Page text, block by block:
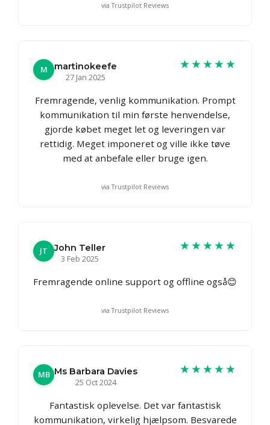
via Trustpilot Reviews
M
martinokeefe
27 Jan 2025
★★★★★
Fremragende, venlig kommunikation. Prompt
kommunikation til min første henvendelse,
gjorde købet meget let og leveringen var
rettidig. Meget imponeret og ville ikke tøve
med at anbefale eller bruge igen.
via Trustpilot Reviews
JT
John Teller
3 Feb 2025
★★★★★
Fremragende online support og offline også😊
via Trustpilot Reviews
MB Ms Barbara Davies
25 Oct 2024
★★★★★
Fantastisk oplevelse. Det var fantastisk
kommunikation, virkelig hjælpsom. Besvarede